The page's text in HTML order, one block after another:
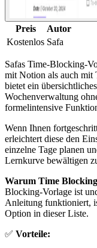
Preis
Autor
Kostenlos Safa
Safas Time-Blocking-
mit Notion als auch mit
bietet ein
Wochenverwaltung
formelintensive
Wenn Ihnen
erleichtert diese den
einzelne Tage planen
Lernkurve bewältigen
Warum Time
Blocking-Vorlage ist
Anleitung funktioniert,
Option in dieser Liste.
✅ Vorteile: